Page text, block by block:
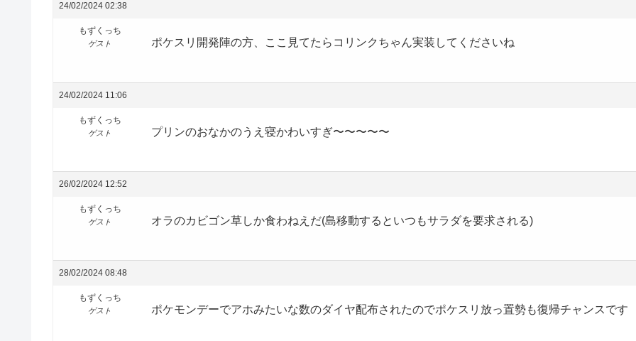
24/02/2024 02:38
もずくっち
ゲスト ポケスリ開発陣の方、ここ見てたらコリンクちゃん実装してくださいね
24/02/2024 11:06
もずくっち
ゲスト プリンのおなかのうえ寝かわいすぎ〜〜〜〜〜
26/02/2024 12:52
もずくっち
ゲスト オラのカビゴン草しか食わねえだ(島移動するといつもサラダを要求される)
28/02/2024 08:48
もずくっち
ゲスト ポケモンデーでアホみたいな数のダイヤ配布されたのでポケスリ放っ置勢も復帰チャンスです